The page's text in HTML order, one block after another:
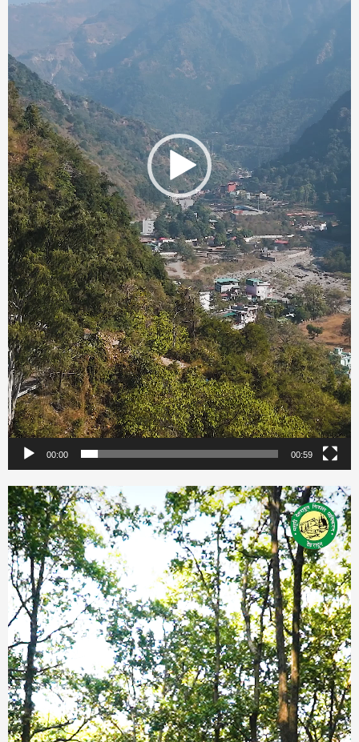
00:00 00:59
Video
Player